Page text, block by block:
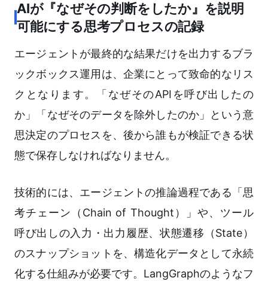
AIが『なぜその判断をしたか』を説明
可能にする思考プロセスの記録
エージェントが最終的な結果だけを出力するブラ
ックボックス運用は、企業にとって致命的なリス
クとなります。「なぜそのAPIを呼び出したの
か」「なぜそのデータを除外したのか」という意
思決定のプロセスを、後から誰もが検証できる状
態で保存しなければなりません。
技術的には、エージェントの推論過程である「思
考チェーン（Chain of Thought）」や、ツール
呼び出しの入力・出力履歴、状態遷移（State）
のスナップショットを、構造化データとして永続
化する仕組みが必要です。LangGraphのようなフ